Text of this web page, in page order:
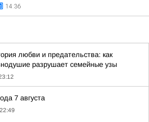
14:36
любви и предательства: как
разрушает семейные узы
7 августа
22:49